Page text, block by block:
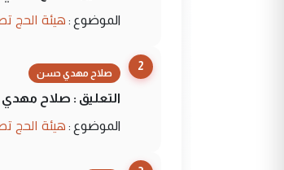
الموضوع : هيئة الحج
2
صلاح مهدي حسن
التعليق : صلاح
الموضوع : هيئة الحج